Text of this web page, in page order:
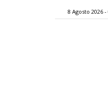
8 Agosto 2026 -